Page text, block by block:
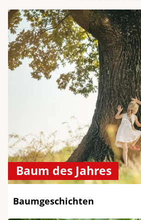
Baum des Jahres
Baumgeschichten